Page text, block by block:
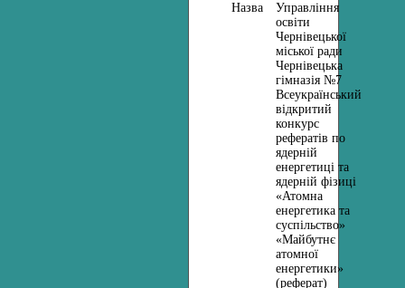
Назва
Управління
освіти
Чернівецької
міської ради
Чернівецька
гімназія №7
Всеукраїнський
відкритий
конкурс
рефератів по
ядерній
енергетиці та
ядерній фізиці
«Атомна
енергетика та
суспільство»
«Майбутнє
атомної
енергетики»
(реферат)